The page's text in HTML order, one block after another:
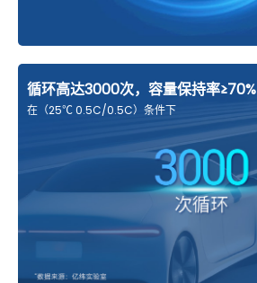
循环高达3000次，容量保持率≥70%
在（25℃ 0.5C/0.5C）条件下